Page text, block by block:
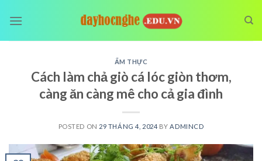
ẨM THỰC
Cách làm chả giò cá lóc giòn thơm,
càng ăn càng mê cho cả gia đình
POSTED ON 29 THÁNG 4, 2024 BY ADMINCD